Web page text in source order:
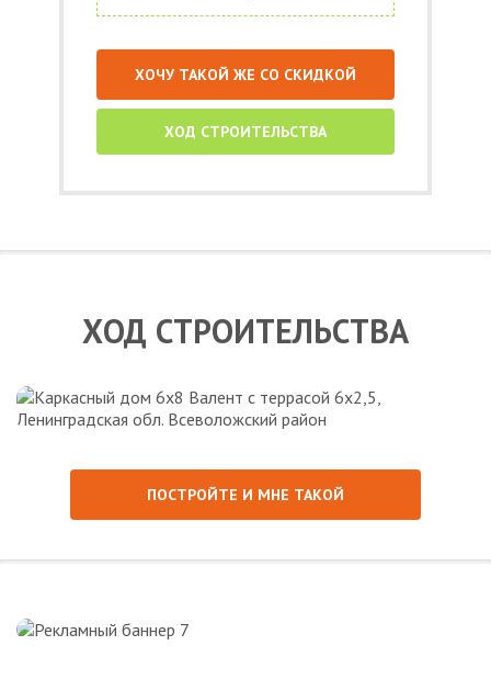
ХОЧУ ТАКОЙ ЖЕ СО СКИДКОЙ
ХОД СТРОИТЕЛЬСТВА
ХОД СТРОИТЕЛЬСТВА
ПОСТРОЙТЕ И МНЕ ТАКОЙ